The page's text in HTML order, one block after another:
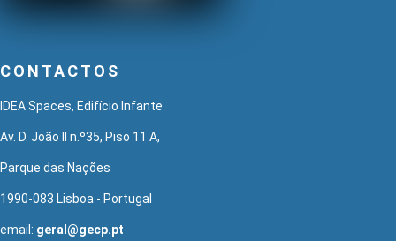
CONTACTOS
IDEA Spaces, Edifício Infante
Av. D. João II n.º35, Piso 11 A,
Parque das Nações
1990-083 Lisboa - Portugal
email: geral@gecp.pt